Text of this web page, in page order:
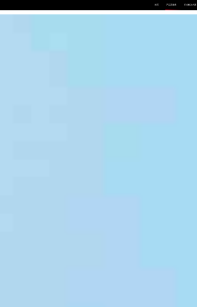
首页 产品及服务 行业解决方案